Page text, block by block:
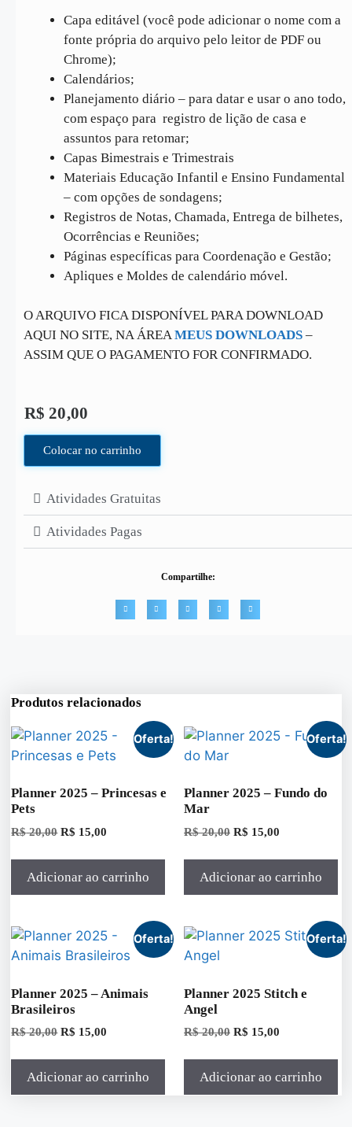
Capa editável (você pode adicionar o nome com a
fonte própria do arquivo pelo leitor de PDF ou
Chrome);
Calendários;
Planejamento diário – para datar e usar o ano todo,
com espaço para registro de lição de casa e
assuntos para retomar;
Capas Bimestrais e Trimestrais
Materiais Educação Infantil e Ensino Fundamental
– com opções de sondagens;
Registros de Notas, Chamada, Entrega de bilhetes,
Ocorrências e Reuniões;
Páginas específicas para Coordenação e Gestão;
Apliques e Moldes de calendário móvel.
O ARQUIVO FICA DISPONÍVEL PARA DOWNLOAD
AQUI NO SITE, NA ÁREAMEUS DOWNLOADS –
ASSIM QUE O PAGAMENTO FOR CONFIRMADO.
R$ 20,00
Colocar no carrinho
Atividades Gratuitas
Atividades Pagas
Compartilhe:
Produtos relacionados
Oferta!
Planner 2025 – Princesas e
Pets
R$20,00 R$ 15,00
Adicionar ao carrinho
Oferta!
Planner 2025 – Fundo do
Mar
R$20,00 R$ 15,00
Adicionar ao carrinho
Oferta!
Planner 2025 – Animais
Brasileiros
R$20,00 R$ 15,00
Adicionar ao carrinho
Oferta!
Planner 2025 Stitch e
Angel
R$20,00 R$ 15,00
Adicionar ao carrinho